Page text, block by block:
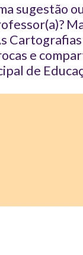
sugestão
e
de